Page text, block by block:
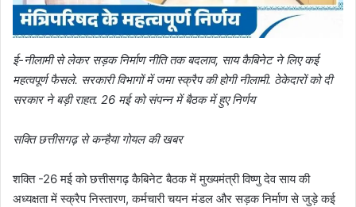
ई-नीलामी से लेकर सड़क निर्माण नीति तक बदलाव, साय कैबिनेट ने लिए कई
महत्वपूर्ण फैसले. सरकारी विभागों में जमा स्क्रैप की होगी नीलामी. ठेकेदारों को दी
सरकार ने बड़ी राहत. 26 मई को संपन्न में बैठक में हुए निर्णय
सक्ति छत्तीसगढ़ से कन्हैया गोयल की खबर
शक्ति -26 मई को छत्तीसगढ़ कैबिनेट बैठक में मुख्यमंत्री विष्णु देव साय की
अध्यक्षता में स्क्रैप निस्तारण, कर्मचारी चयन मंडल और सड़क निर्माण से जुड़े कई